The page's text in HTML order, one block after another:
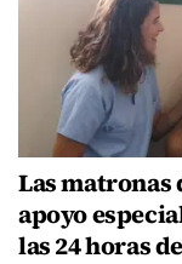
Las matronas
apoyo
las 24 horas